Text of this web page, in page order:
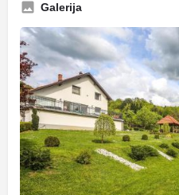
Galerija